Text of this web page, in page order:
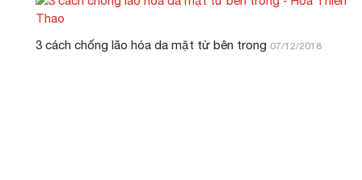
3 cách chống lão hóa da mặt từ bên trong 07/12/2018